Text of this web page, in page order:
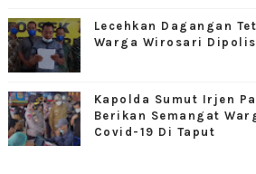
Lecehkan Dagangan
Warga Wirosari
Kapolda Sumut Irjen
Berikan Semangat
Covid-19 Di Taput